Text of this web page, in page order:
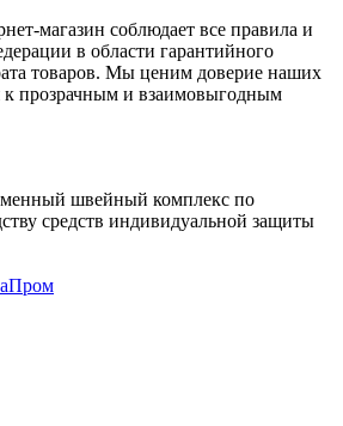
магазин соблюдает все правила и
в области гарантийного
товаров. Мы ценим доверие наших
к прозрачным и взаимовыгодным
швейный комплекс по
средств индивидуальной защиты